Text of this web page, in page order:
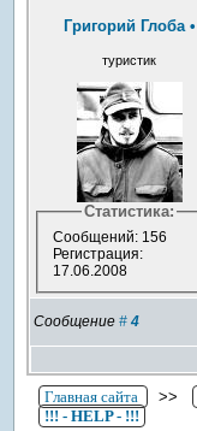
Григорий Глоба •
туристик
Статистика:
Сообщений: 156
Регистрация:
17.06.2008
Сообщение#4
Главная сайта >>
!!! - HELP - !!!